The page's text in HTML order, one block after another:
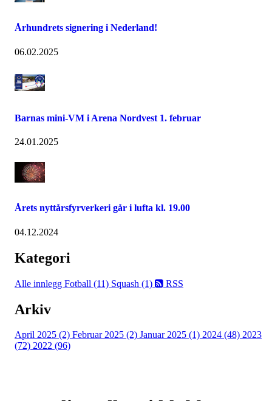
Århundrets signering i Nederland!
06.02.2025
Barnas mini-VM i Arena Nordvest 1. februar
24.01.2025
Årets nyttårsfyrverkeri går i lufta kl. 19.00
04.12.2024
Kategori
Alle innlegg Fotball (11) Squash (1) RSS
Arkiv
April 2025 (2) Februar 2025 (2) Januar 2025 (1) 2024 (48) 2023
(72) 2022 (96)